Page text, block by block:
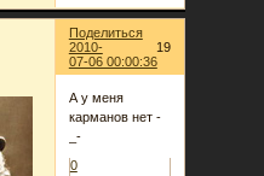
Поделиться
19
2010-
07-06 00:00:36
А у меня
карманов нет -
_-
0